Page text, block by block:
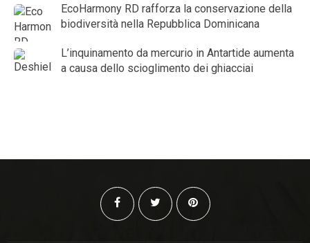
EcoHarmony RD rafforza la conservazione della
biodiversità nella Repubblica Dominicana
L’inquinamento da mercurio in Antartide aumenta
a causa dello scioglimento dei ghiacciai